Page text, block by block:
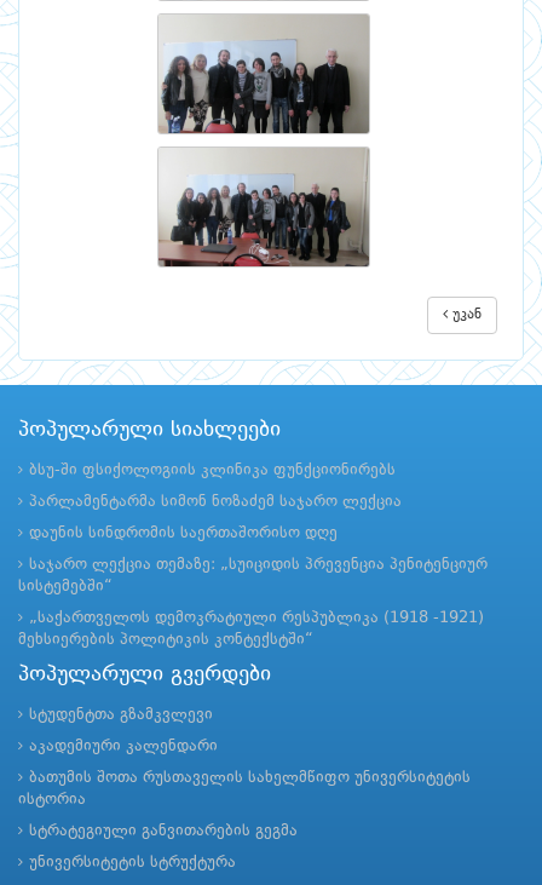
უკან
პოპულარული სიახლეები
ბსუ-ში ფსიქოლოგიის კლინიკა ფუნქციონირებს
პარლამენტარმა სიმონ ნოზაძემ საჯარო ლექცია
დაუნის სინდრომის საერთაშორისო დღე
საჯარო ლექცია თემაზე: „სუიციდის პრევენცია პენიტენციურ
სისტემებში“
„საქართველოს დემოკრატიული რესპუბლიკა (1918 -1921)
მეხსიერების პოლიტიკის კონტექსტში“
პოპულარული გვერდები
სტუდენტთა გზამკვლევი
აკადემიური კალენდარი
ბათუმის შოთა რუსთაველის სახელმწიფო უნივერსიტეტის
ისტორია
სტრატეგიული განვითარების გეგმა
უნივერსიტეტის სტრუქტურა